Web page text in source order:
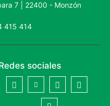
7 | 22400 - Monzón
415 414
sociales